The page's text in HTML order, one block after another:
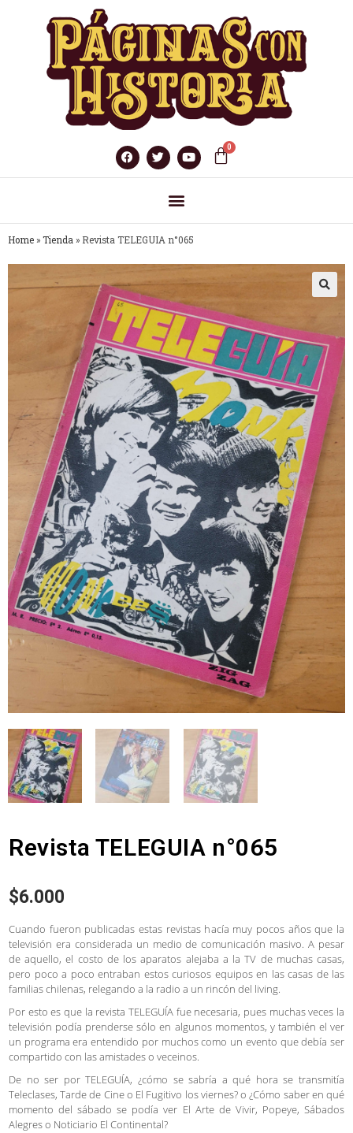
Home » Tienda » Revista TELEGUIA n°065
Revista TELEGUIA n°065
$6.000
Cuando fueron publicadas estas revistas hacía muy pocos años que la
televisión era considerada un medio de comunicación masivo. A pesar
de aquello, el costo de los aparatos alejaba a la TV de muchas casas,
pero poco a poco entraban estos curiosos equipos en las casas de las
familias chilenas, relegando a la radio a un rincón del living.
Por esto es que la revista TELEGUÍA fue necesaria, pues muchas veces la
televisión podía prenderse sólo en algunos momentos, y también el ver
un programa era entendido por muchos como un evento que debía ser
compartido con las amistades o veceinos.
De no ser por TELEGUÍA, ¿cómo se sabría a qué hora se transmitía
Teleclases, Tarde de Cine o El Fugitivo los viernes? o ¿Cómo saber en qué
momento del sábado se podía ver El Arte de Vivir, Popeye, Sábados
Alegres o Noticiario El Continental?